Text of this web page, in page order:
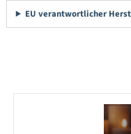
EU verantwortlicher